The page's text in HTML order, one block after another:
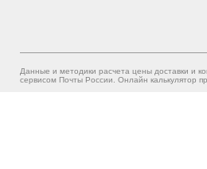
Данные и методики расчета цены доставки и
сервисом Почты России. Онлайн калькулятор